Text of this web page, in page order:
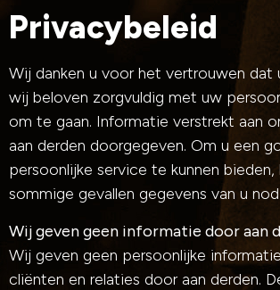
Privacybeleid
Wij danken u voor het vertrouwen dat
wij beloven zorgvuldig met uw
om te gaan. Informatie verstrekt aan
aan derden doorgegeven. Om u een
persoonlijke service te kunnen
sommige gevallen gegevens van u
Wij geven geen informatie door aan
Wij geven geen persoonlijke
cliënten en relaties door aan derden.